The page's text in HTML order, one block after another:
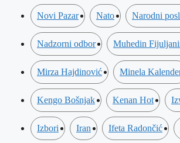
Novi Pazar Nato Narodni
Nadzorni odbor Muhedin
Mirza Hajdinović Minela
Kengo Bošnjak Kenan Hot
Izbori Iran Ifeta Radončić